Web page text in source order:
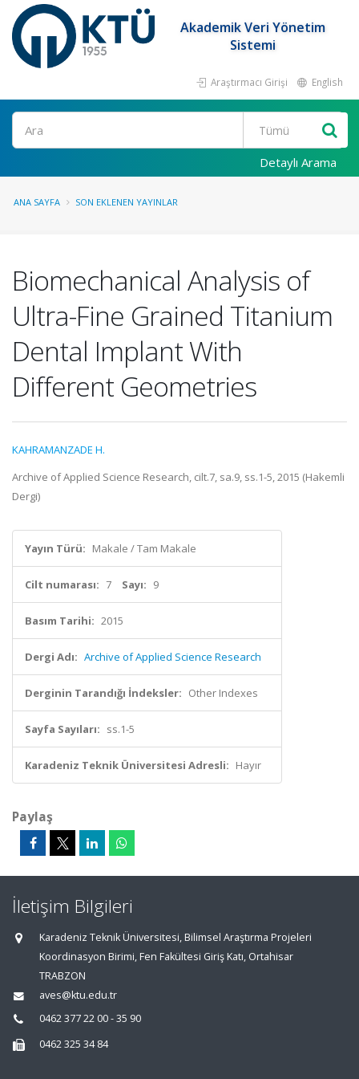
Akademik Veri Yönetim
Sistemi
Araştırmacı Girişi English
Ara
Detaylı Arama
ANA SAYFA SON EKLENEN YAYINLAR
Biomechanical Analysis of
Ultra-Fine Grained Titanium
Dental Implant With
Different Geometries
KAHRAMANZADE H.
Archive of Applied Science Research, cilt.7, sa.9, ss.1-5, 2015 (Hakemli
Dergi)
Yayın Türü: Makale / Tam Makale
Cilt numarası: 7 Sayı: 9
Basım Tarihi: 2015
Dergi Adı: Archive of Applied Science Research
Derginin Tarandığı İndeksler: Other Indexes
Sayfa Sayıları: ss.1-5
Karadeniz Teknik Üniversitesi Adresli: Hayır
Paylaş
İletişim Bilgileri
Karadeniz Teknik Üniversitesi, Bilimsel Araştırma Projeleri
Koordinasyon Birimi, Fen Fakültesi Giriş Katı, Ortahisar
TRABZON
aves@ktu.edu.tr
0462 377 22 00 - 35 90
0462 325 34 84